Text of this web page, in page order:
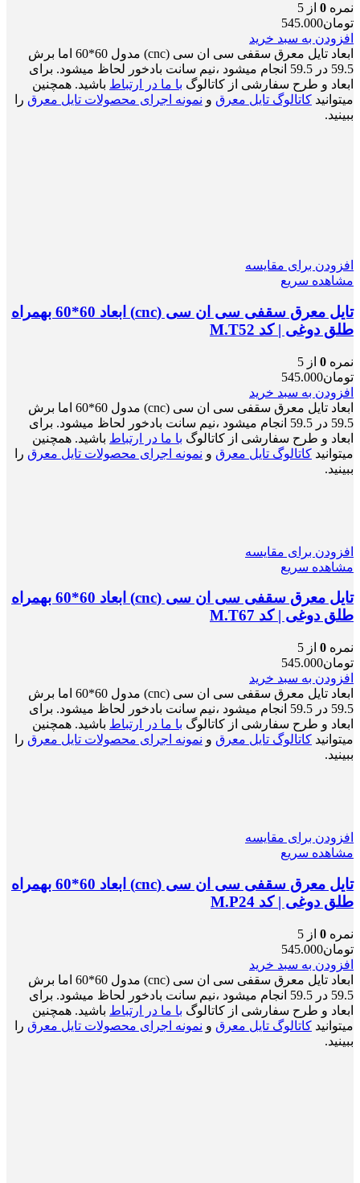
نمره 0 از 5
تومان545.000
افزودن به سبد خرید
ابعاد تایل معرق سقفی سی ان سی (cnc) مدول 60*60 اما برش
59.5 در 59.5 انجام میشود ،نیم سانت بادخور لحاظ میشود. برای
ابعاد و طرح سفارشی از کاتالوگ با ما در ارتباط باشید. همچنین
میتوانید کاتالوگ تایل معرق و نمونه اجرای محصولات تایل معرق را
ببینید.
افزودن برای مقایسه
مشاهده سریع
تایل معرق سقفی سی ان سی (cnc) ابعاد 60*60 بهمراه
طلق دوغی | کد M.T52
نمره 0 از 5
تومان545.000
افزودن به سبد خرید
ابعاد تایل معرق سقفی سی ان سی (cnc) مدول 60*60 اما برش
59.5 در 59.5 انجام میشود ،نیم سانت بادخور لحاظ میشود. برای
ابعاد و طرح سفارشی از کاتالوگ با ما در ارتباط باشید. همچنین
میتوانید کاتالوگ تایل معرق و نمونه اجرای محصولات تایل معرق را
ببینید.
افزودن برای مقایسه
مشاهده سریع
تایل معرق سقفی سی ان سی (cnc) ابعاد 60*60 بهمراه
طلق دوغی | کد M.T67
نمره 0 از 5
تومان545.000
افزودن به سبد خرید
ابعاد تایل معرق سقفی سی ان سی (cnc) مدول 60*60 اما برش
59.5 در 59.5 انجام میشود ،نیم سانت بادخور لحاظ میشود. برای
ابعاد و طرح سفارشی از کاتالوگ با ما در ارتباط باشید. همچنین
میتوانید کاتالوگ تایل معرق و نمونه اجرای محصولات تایل معرق را
ببینید.
افزودن برای مقایسه
مشاهده سریع
تایل معرق سقفی سی ان سی (cnc) ابعاد 60*60 بهمراه
طلق دوغی | کد M.P24
نمره 0 از 5
تومان545.000
افزودن به سبد خرید
ابعاد تایل معرق سقفی سی ان سی (cnc) مدول 60*60 اما برش
59.5 در 59.5 انجام میشود ،نیم سانت بادخور لحاظ میشود. برای
ابعاد و طرح سفارشی از کاتالوگ با ما در ارتباط باشید. همچنین
میتوانید کاتالوگ تایل معرق و نمونه اجرای محصولات تایل معرق را
ببینید.